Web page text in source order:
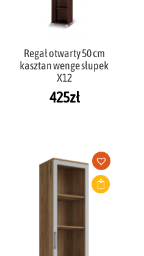
Regał otwarty 50 cm
kasztan wenge słupek
X12
425zł